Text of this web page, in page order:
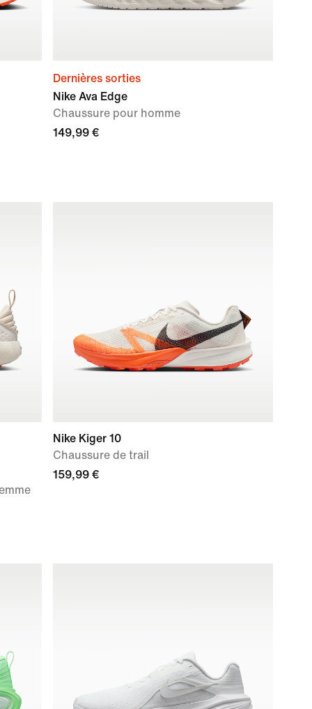
Dernières sorties
Nike Ava Edge
Chaussure pour homme
149,99 €
Nike Kiger 10
Chaussure de trail
159,99 €